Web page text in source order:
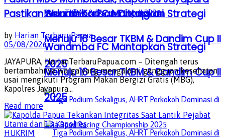
Wanamba FC Mantapkan Strategi
Menuju 16 Besar TKBM & Dandim Cup II
2025
Wanamba FC Mantapkan Strategi
Menuju 16 Besar TKBM & Dandim Cup II
2025
Pastikan Seluruh Korban Ditangani
by Harian Terbaru Papua
05/08/2026
JAYAPURA, HarianTerbaruPapua.com – Ditengah terus
bertambahnya warga yang mengalami gangguan kesehatan
usai mengikuti Program Makan Bergizi Gratis (MBG),
Kapolres Jayapura...
Read more Details
HUKRIM